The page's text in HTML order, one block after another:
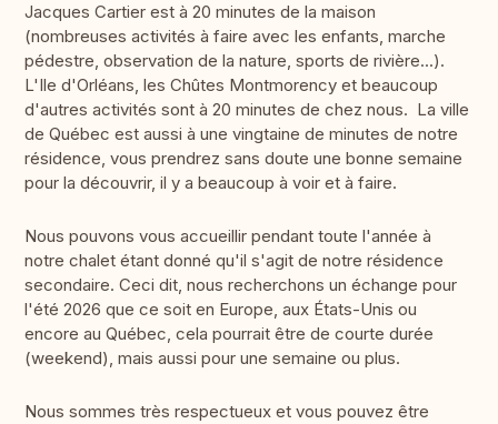
Jacques Cartier est à 20 minutes de la maison
(nombreuses activités à faire avec les enfants, marche
pédestre, observation de la nature, sports de rivière...).
L'Ile d'Orléans, les Chûtes Montmorency et beaucoup
d'autres activités sont à 20 minutes de chez nous. La ville
de Québec est aussi à une vingtaine de minutes de notre
résidence, vous prendrez sans doute une bonne semaine
pour la découvrir, il y a beaucoup à voir et à faire.
Nous pouvons vous accueillir pendant toute l'année à
notre chalet étant donné qu'il s'agit de notre résidence
secondaire. Ceci dit, nous recherchons un échange pour
l'été 2026 que ce soit en Europe, aux États-Unis ou
encore au Québec, cela pourrait être de courte durée
(weekend), mais aussi pour une semaine ou plus.
Nous sommes très respectueux et vous pouvez être